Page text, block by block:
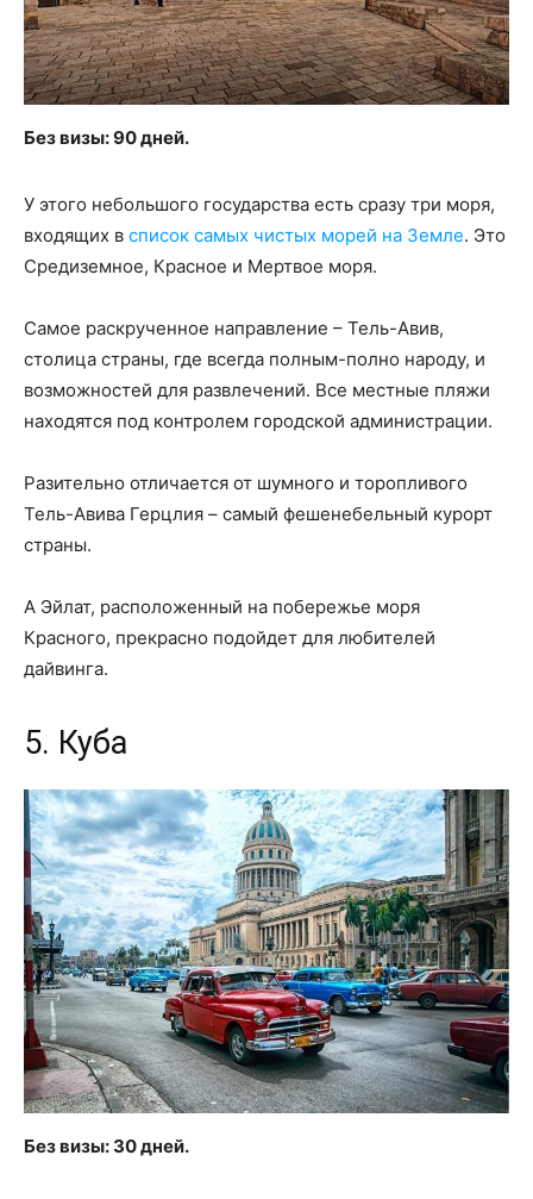
Без визы: 90 дней.
У этого небольшого государства есть сразу три моря,
входящих в список самых чистых морей на Земле. Это
Средиземное, Красное и Мертвое моря.
Самое раскрученное направление – Тель-Авив,
столица страны, где всегда полным-полно народу, и
возможностей для развлечений. Все местные пляжи
находятся под контролем городской администрации.
Разительно отличается от шумного и торопливого
Тель-Авива Герцлия – самый фешенебельный курорт
страны.
А Эйлат, расположенный на побережье моря
Красного, прекрасно подойдет для любителей
дайвинга.
5. Куба
Без визы: 30 дней.